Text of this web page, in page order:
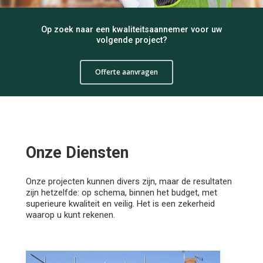
Op zoek naar een kwaliteitsaannemer voor uw
volgende project?
Offerte aanvragen
Onze Diensten
Onze projecten kunnen divers zijn, maar de resultaten
zijn hetzelfde: op schema, binnen het budget, met
superieure kwaliteit en veilig. Het is een zekerheid
waarop u kunt rekenen.